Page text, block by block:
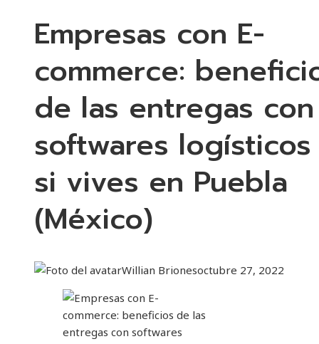
Empresas con E-
commerce:
de las entregas con
softwares logísticos
si vives en Puebla
(México)
Willian Brionesoctubre 27, 2022